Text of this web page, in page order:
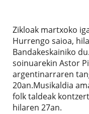
Zikloak martxoko
Hurrengo saioa,
Bandakeskainiko
soinuarekin Astor
argentinarraren
20an.Musikaldia
folk taldeak
hilaren 27an.